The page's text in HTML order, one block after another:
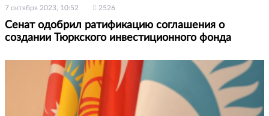
7 октября 2023, 10:52 2526
Сенат одобрил ратификацию соглашения о
создании Тюркского инвестиционного фонда